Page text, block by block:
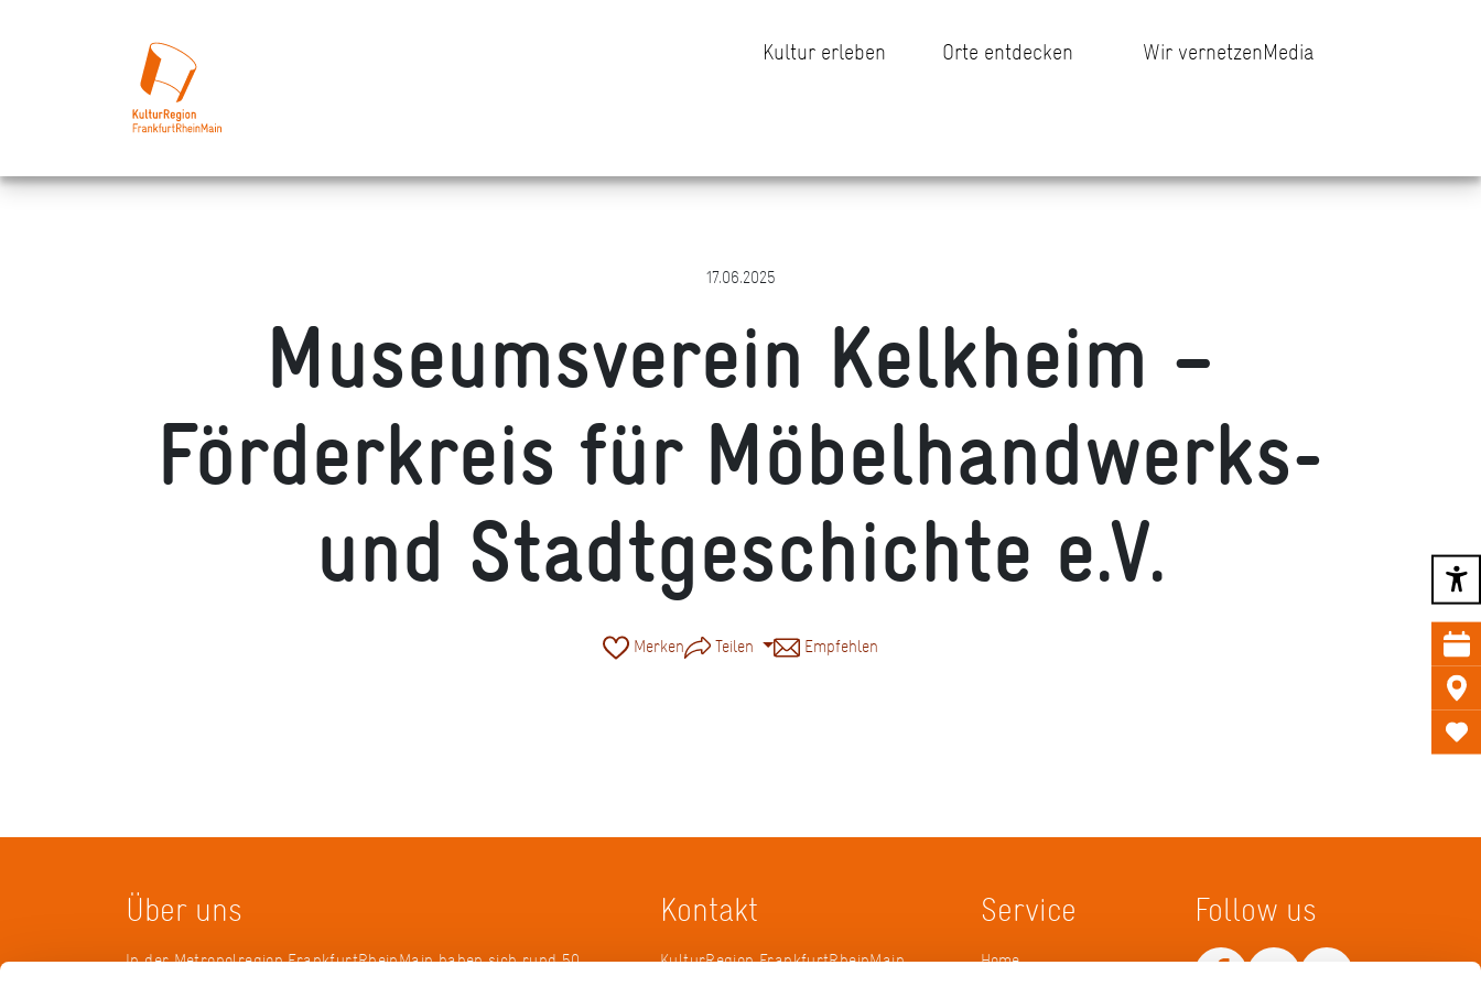
Kultur erleben Orte entdecken Wir vernetzenMedia
17.06.2025
Museumsverein Kelkheim –
Förderkreis für Möbelhandwerks-
und Stadtgeschichte e.V.
Merken Teilen Empfehlen
Über uns
In der Metropolregion FrankfurtRheinMain haben sich rund 50
Kontakt
KulturRegion FrankfurtRheinMain
Service
Home
Follow us